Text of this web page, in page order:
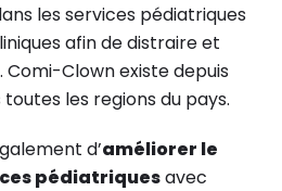
les services pédiatriques
afin de distraire et
Comi-Clown existe depuis
les regions du pays.
d’améliorer le
pédiatriquesavec